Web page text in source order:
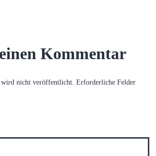
Kommentar
nicht veröffentlicht. Erforderliche Felder